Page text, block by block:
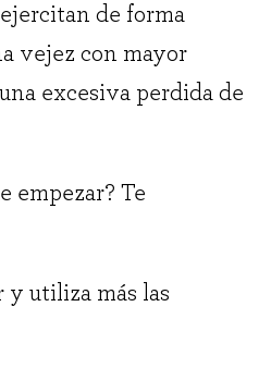
de forma
vejez con mayor
excesiva perdida de
empezar? Te
y utiliza más las